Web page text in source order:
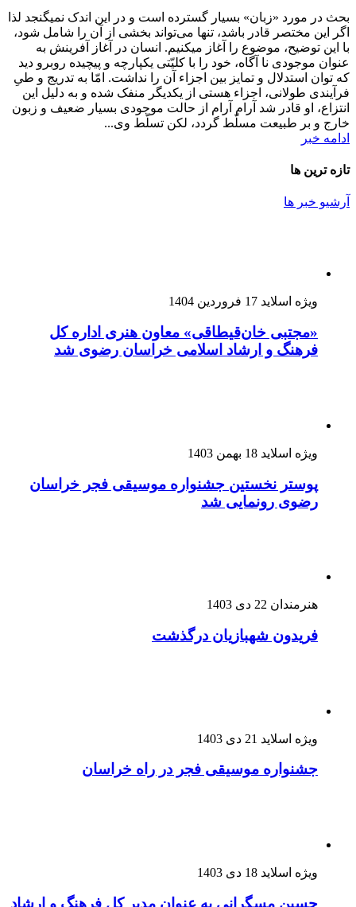
بحث در مورد «زبان» بسیار گسترده است و در این اندک نمی­گنجد لذا
اگر این مختصر قادر باشد، تنها می‌تواند بخشی از آن را شامل شود،
با این توضیح، موضوع را آغاز می­کنیم. انسان در آغاز آفرینش به
عنوان موجودی نا آگاه، خود را با کلیّتی یکپارچه و پیچیده روبرو دید
که توان استدلال و تمایز بین اجزاء آن را نداشت. امّا به­ تدریج و طیِ
فرآیندی طولانی، اجزاء هستی از یکدیگر منفک شده و به دلیل این
انتزاع، او قادر شد آرام­ آرام از حالت موجودی بسیار ضعیف و زبون
خارج و بر طبیعت مسلّط گردد، لکن تسلّط وی...
ادامه خبر
تازه ترین ها
آرشیو خبر ها
ویژه اسلاید 17 فروردین 1404
«مجتبی خان‌قیطاقی» معاون هنری اداره کل
فرهنگ و ارشاد اسلامی خراسان رضوی شد
ویژه اسلاید 18 بهمن 1403
پوستر نخستین جشنواره موسیقی فجر خراسان
رضوی رونمایی شد
هنرمندان 22 دی 1403
فریدون شهبازیان درگذشت
ویژه اسلاید 21 دی 1403
جشنواره موسیقی فجر در راه خراسان
ویژه اسلاید 18 دی 1403
حسین مسگرانی به عنوان مدیر کل فرهنگ و ارشاد